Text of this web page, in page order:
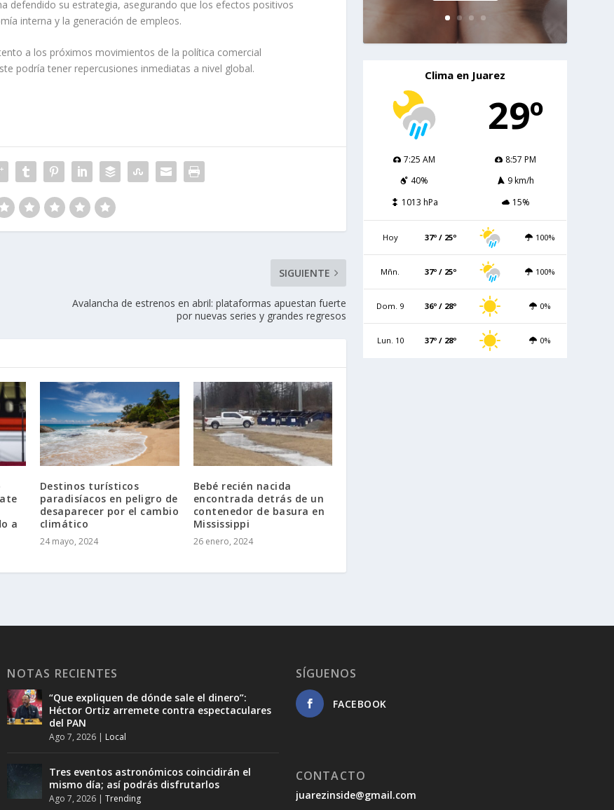
defendido su estrategia, asegurando que los efectos positivos
interna y la generación de empleos.
a los próximos movimientos de la política comercial
podría tener repercusiones inmediatas a nivel global.
SIGUIENTE
Avalancha de estrenos en abril: plataformas apuestan fuerte
por nuevas series y grandes regresos
a
Destinos turísticos
paradisíacos en peligro de
desaparecer por el cambio
climático
24 mayo, 2024
Bebé recién nacida
encontrada detrás de un
contenedor de basura en
Mississippi
26 enero, 2024
Clima en Juarez
29º
7:25 AM
8:57 PM
40%
9 km/h
1013 hPa
15%
Hoy 37º / 25º 100%
Mñn. 37º / 25º 100%
Dom. 9 36º / 28º 0%
Lun. 10 37º / 28º 0%
NOTAS RECIENTES
“Que expliquen de dónde sale el dinero”:
Héctor Ortiz arremete contra espectaculares
del PAN
Ago 7, 2026 | Local
Tres eventos astronómicos coincidirán el
mismo día; así podrás disfrutarlos
Ago 7, 2026 |Trending
SÍGUENOS
FACEBOOK
CONTACTO
juarezinside@gmail.com